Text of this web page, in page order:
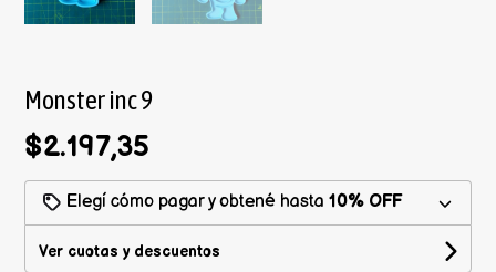
Monster inc 9
$2.197,35
Elegí cómo pagar y obtené hasta10% OFF
Ver cuotas y descuentos